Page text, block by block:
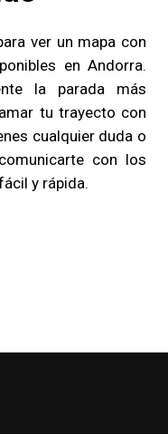
ver un mapa con
en Andorra.
la parada más
tu trayecto con
cualquier duda o
con los
y rápida.